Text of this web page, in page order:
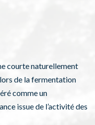
courte naturellement
de la fermentation
comme un
issue de l’activité des